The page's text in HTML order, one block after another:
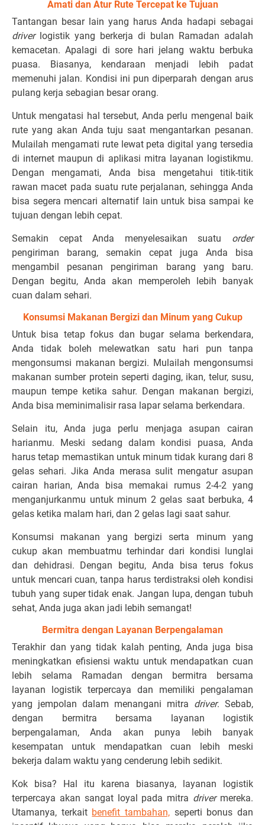
Amati dan Atur Rute Tercepat ke Tujuan
Tantangan besar lain yang harus Anda hadapi sebagai
driver logistik yang berkerja di bulan Ramadan adalah
kemacetan. Apalagi di sore hari jelang waktu berbuka
puasa. Biasanya, kendaraan menjadi lebih padat
memenuhi jalan. Kondisi ini pun diperparah dengan arus
pulang kerja sebagian besar orang.
Untuk mengatasi hal tersebut, Anda perlu mengenal baik
rute yang akan Anda tuju saat mengantarkan pesanan.
Mulailah mengamati rute lewat peta digital yang tersedia
di internet maupun di aplikasi mitra layanan logistikmu.
Dengan mengamati, Anda bisa mengetahui titik-titik
rawan macet pada suatu rute perjalanan, sehingga Anda
bisa segera mencari alternatif lain untuk bisa sampai ke
tujuan dengan lebih cepat.
Semakin cepat Anda menyelesaikan suatu order
pengiriman barang, semakin cepat juga Anda bisa
mengambil pesanan pengiriman barang yang baru.
Dengan begitu, Anda akan memperoleh lebih banyak
cuan dalam sehari.
Konsumsi Makanan Bergizi dan Minum yang Cukup
Untuk bisa tetap fokus dan bugar selama berkendara,
Anda tidak boleh melewatkan satu hari pun tanpa
mengonsumsi makanan bergizi. Mulailah mengonsumsi
makanan sumber protein seperti daging, ikan, telur, susu,
maupun tempe ketika sahur. Dengan makanan bergizi,
Anda bisa meminimalisir rasa lapar selama berkendara.
Selain itu, Anda juga perlu menjaga asupan cairan
harianmu. Meski sedang dalam kondisi puasa, Anda
harus tetap memastikan untuk minum tidak kurang dari 8
gelas sehari. Jika Anda merasa sulit mengatur asupan
cairan harian, Anda bisa memakai rumus 2-4-2 yang
menganjurkanmu untuk minum 2 gelas saat berbuka, 4
gelas ketika malam hari, dan 2 gelas lagi saat sahur.
Konsumsi makanan yang bergizi serta minum yang
cukup akan membuatmu terhindar dari kondisi lunglai
dan dehidrasi. Dengan begitu, Anda bisa terus fokus
untuk mencari cuan, tanpa harus terdistraksi oleh kondisi
tubuh yang super tidak enak. Jangan lupa, dengan tubuh
sehat, Anda juga akan jadi lebih semangat!
Bermitra dengan Layanan Berpengalaman
Terakhir dan yang tidak kalah penting, Anda juga bisa
meningkatkan efisiensi waktu untuk mendapatkan cuan
lebih selama Ramadan dengan bermitra bersama
layanan logistik terpercaya dan memiliki pengalaman
yang jempolan dalam menangani mitra driver. Sebab,
dengan bermitra bersama layanan logistik
berpengalaman, Anda akan punya lebih banyak
kesempatan untuk mendapatkan cuan lebih meski
bekerja dalam waktu yang cenderung lebih sedikit.
Kok bisa? Hal itu karena biasanya, layanan logistik
terpercaya akan sangat loyal pada mitra driver mereka.
Utamanya, terkait benefit tambahan, seperti bonus dan